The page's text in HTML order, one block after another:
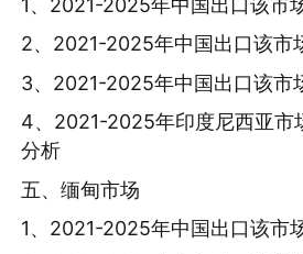
2、2021-2025年中国出口该市
3、2021-2025年中国出口该市
4、2021-2025年印度尼西亚市
分析
五、缅甸市场
1、2021-2025年中国出口该市